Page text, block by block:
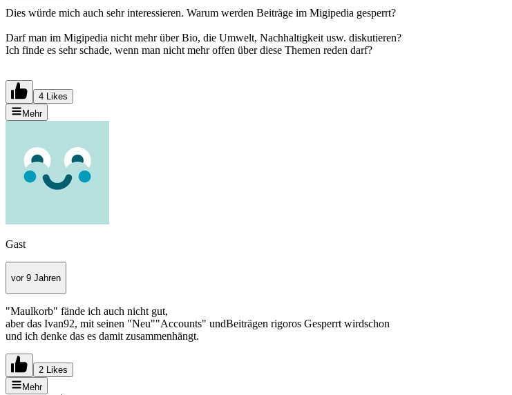
Dies würde mich auch sehr interessieren. Warum werden Beiträge im Migipedia gesperrt?
Darf man im Migipedia nicht mehr über Bio, die Umwelt, Nachhaltigkeit usw. diskutieren?
Ich finde es sehr schade, wenn man nicht mehr offen über diese Themen reden darf?
4 Likes
Mehr
Gast
vor 9 Jahren
"Maulkorb" fände ich auch nicht gut,
aber das Ivan92, mit seinen "Neu""Accounts" undBeiträgen rigoros Gesperrt wirdschon
und ich denke das es damit zusammenhängt.
2 Likes
Mehr